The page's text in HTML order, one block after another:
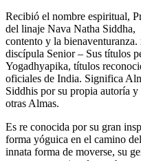
Recibió el nombre espiritual,
del linaje Nava Natha
contento y la
discípula Senior – Sus títulos
Yogadhyapika, títulos
oficiales de India. Significa
Siddhis por su propia autoría y
otras Almas.
Es re conocida por su gran
forma yóguica en el camino
innata forma de moverse, su